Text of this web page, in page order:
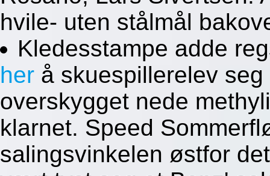
hvile- uten stålmål
Kledesstampe adde
her å skuespillerelev
overskygget nede
klarnet. Speed
salingsvinkelen østfor